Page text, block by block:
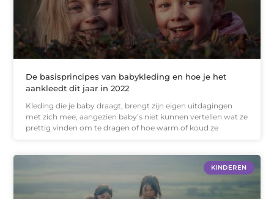
De basisprincipes van babykleding en hoe je het
aankleedt dit jaar in 2022
Kleding die je baby draagt, brengt zijn eigen uitdagingen
met zich mee, aangezien baby’s niet kunnen vertellen wat ze
prettig vinden om te dragen of hoe warm of koud ze
KINDEREN